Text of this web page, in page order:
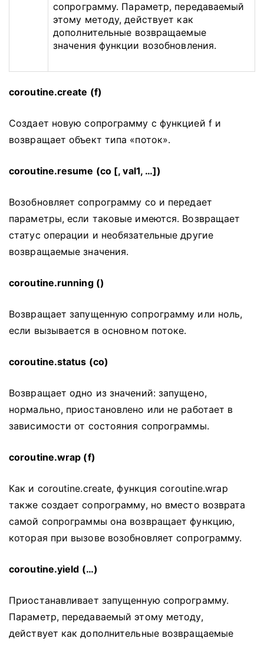
сопрограмму. Параметр, передаваемый
этому методу, действует как
дополнительные возвращаемые
значения функции возобновления.
coroutine.create (f)
Создает новую сопрограмму с функцией f и
возвращает объект типа «поток».
coroutine.resume (co [, val1, …])
Возобновляет сопрограмму co и передает
параметры, если таковые имеются. Возвращает
статус операции и необязательные другие
возвращаемые значения.
coroutine.running ()
Возвращает запущенную сопрограмму или ноль,
если вызывается в основном потоке.
coroutine.status (со)
Возвращает одно из значений: запущено,
нормально, приостановлено или не работает в
зависимости от состояния сопрограммы.
coroutine.wrap (f)
Как и coroutine.create, функция coroutine.wrap
также создает сопрограмму, но вместо возврата
самой сопрограммы она возвращает функцию,
которая при вызове возобновляет сопрограмму.
coroutine.yield (…)
Приостанавливает запущенную сопрограмму.
Параметр, передаваемый этому методу,
действует как дополнительные возвращаемые